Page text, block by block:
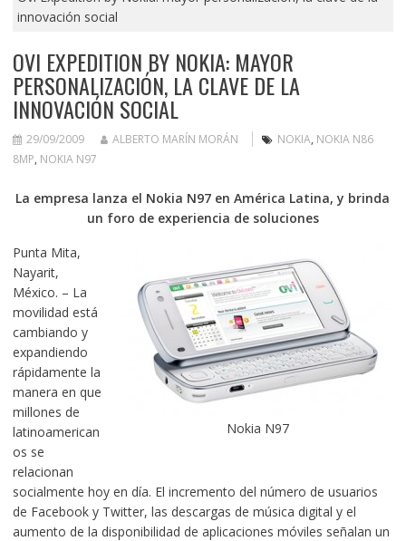
innovación social
OVI EXPEDITION BY NOKIA: MAYOR
PERSONALIZACIÓN, LA CLAVE DE LA
INNOVACIÓN SOCIAL
29/09/2009 ALBERTO MARÍN MORÁN NOKIA, NOKIA N86
8MP, NOKIA N97
La empresa lanza el Nokia N97 en América Latina, y brinda
un foro de experiencia de soluciones
Nokia N97
Punta Mita,
Nayarit,
México. – La
movilidad está
cambiando y
expandiendo
rápidamente la
manera en que
millones de
latinoamerican
os se
relacionan
socialmente hoy en día. El incremento del número de usuarios
de Facebook y Twitter, las descargas de música digital y el
aumento de la disponibilidad de aplicaciones móviles señalan un